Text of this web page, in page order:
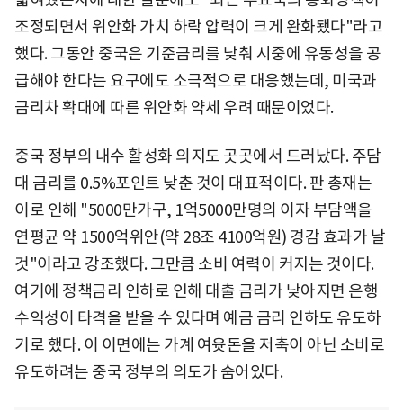
조정되면서 위안화 가치 하락 압력이 크게 완화됐다"라고
했다. 그동안 중국은 기준금리를 낮춰 시중에 유동성을 공
급해야 한다는 요구에도 소극적으로 대응했는데, 미국과
금리차 확대에 따른 위안화 약세 우려 때문이었다.
중국 정부의 내수 활성화 의지도 곳곳에서 드러났다. 주담
대 금리를 0.5%포인트 낮춘 것이 대표적이다. 판 총재는
이로 인해 "5000만가구, 1억5000만명의 이자 부담액을
연평균 약 1500억위안(약 28조 4100억원) 경감 효과가 날
것"이라고 강조했다. 그만큼 소비 여력이 커지는 것이다.
여기에 정책금리 인하로 인해 대출 금리가 낮아지면 은행
수익성이 타격을 받을 수 있다며 예금 금리 인하도 유도하
기로 했다. 이 이면에는 가계 여윳돈을 저축이 아닌 소비로
유도하려는 중국 정부의 의도가 숨어있다.